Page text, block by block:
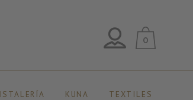
0
KUNA TEXTILES